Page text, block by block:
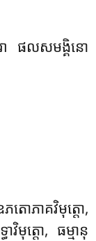
ោ ផលសមង្គិនោ
ភតោភាគវិមុត្តោ,
វិមុត្តោ, ធម្មានុ